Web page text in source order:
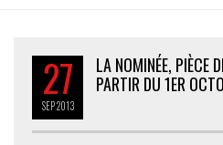
27
SEP2013
LA NOMINÉE, PIÈCE
PARTIR DU 1ER